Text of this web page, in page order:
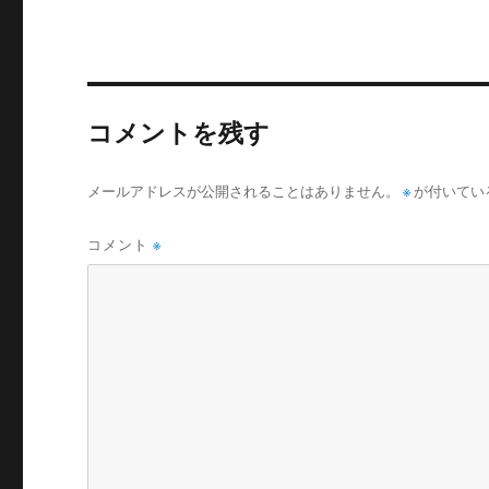
コメントを残す
メールアドレスが公開されることはありません。 ※ が付いて
コメント※